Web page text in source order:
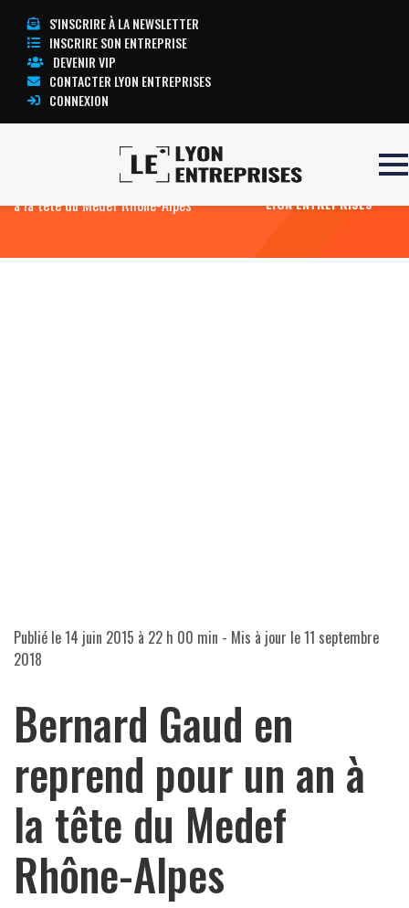
S'INSCRIRE À LA NEWSLETTER
INSCRIRE SON ENTREPRISE
DEVENIR VIP
CONTACTER LYON ENTREPRISES
CONNEXION
Bernard Gaud en reprend pour un an
à la tête du Medef Rhône-Alpes
TOUTE L’ACTUALITÉ
LYON ENTREPRISES
Publié le14 juin 2015 à 22 h 00 min - Mis à jour le11 septembre
2018
Bernard Gaud en
reprend pour un an à
la tête du Medef
Rhône-Alpes